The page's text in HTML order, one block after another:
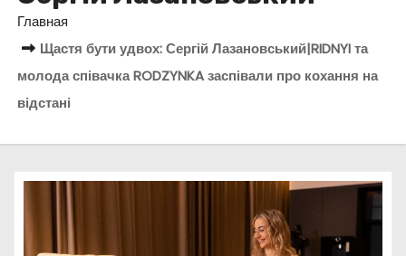
Главная
Щастя бути удвох: Сергій Лазановський|RIDNYI та
молода співачка RODZYNKA заспівали про кохання на
відстані